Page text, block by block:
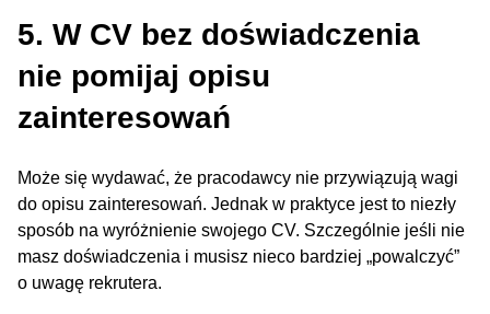
5. W CV bez doświadczenia
nie pomijaj opisu
zainteresowań
Może się wydawać, że pracodawcy nie przywiązują wagi
do opisu zainteresowań. Jednak w praktyce jest to niezły
sposób na wyróżnienie swojego CV. Szczególnie jeśli nie
masz doświadczenia i musisz nieco bardziej „powalczyć”
o uwagę rekrutera.